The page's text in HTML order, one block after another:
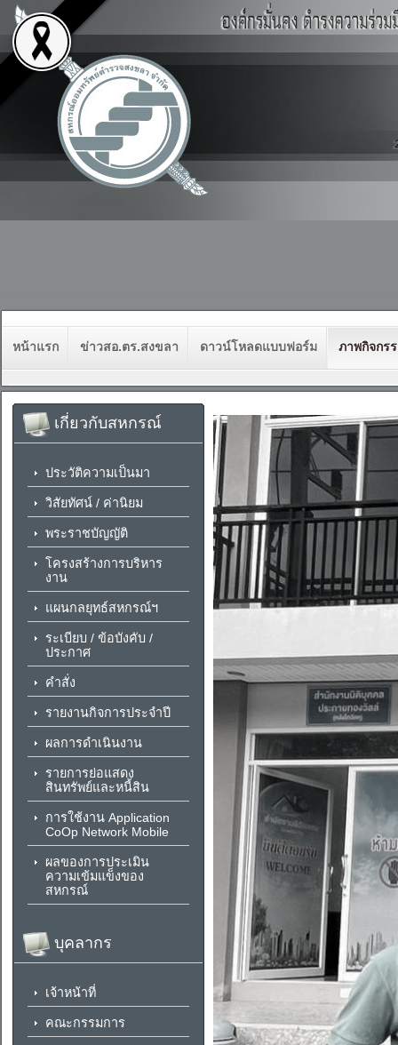
หน้าแรก ข่าวสอ.ตร.สงขลา ดาวน์โหลดแบบฟอร์ม ภาพกิจกร
เกี่ยวกับสหกรณ์
ประวัติความเป็นมา
วิสัยทัศน์ / ค่านิยม
พระราชบัญญัติ
โครงสร้างการบริหาร
งาน
แผนกลยุทธ์สหกรณ์ฯ
ระเบียบ / ข้อบังคับ /
ประกาศ
คำสั่ง
รายงานกิจการประจำปี
ผลการดำเนินงาน
รายการย่อแสดง
สินทรัพย์และหนี้สิน
การใช้งาน Application
CoOp Network Mobile
ผลของการประเมิน
ความเข้มแข็งของ
สหกรณ์
บุคลากร
เจ้าหน้าที่
คณะกรรมการ